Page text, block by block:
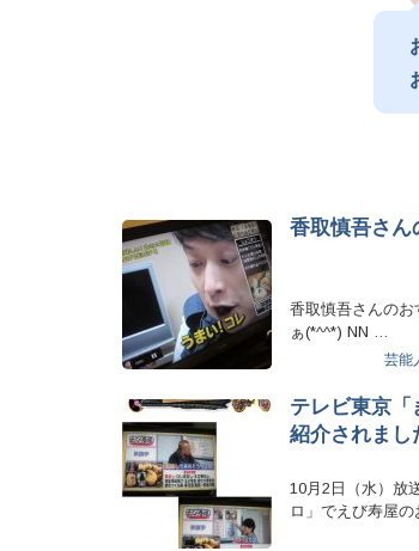
香取慎吾さん
香取慎吾さんの
ぁ(*^^*) NN …
芸能
テレビ東京「
紹介されまし
10月2日（水）放
ロ」でえび寿屋の